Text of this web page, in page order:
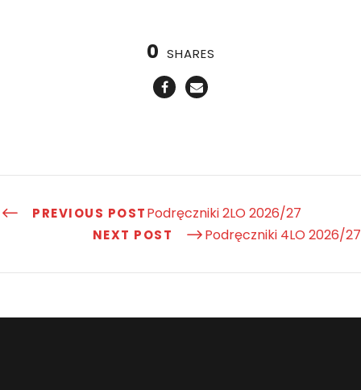
0 SHARES
PREVIOUS POSTPodręczniki 2LO 2026/27
NEXT POST Podręczniki 4LO 2026/27